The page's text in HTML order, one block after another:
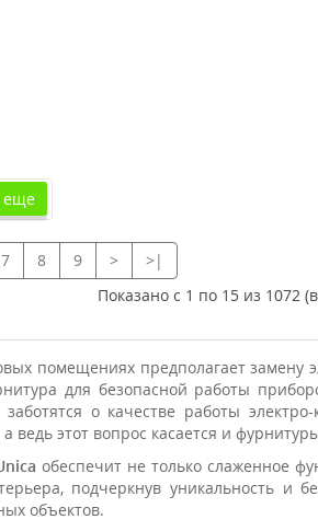
еще
7 8 9 >
>|
Показано с 1 по 15 из 1072
помещениях предполагает замену
для безопасной работы
о качестве работы
ведь этот вопрос касается и
обеспечит не только слаженное
подчеркнув уникальность и
объектов.